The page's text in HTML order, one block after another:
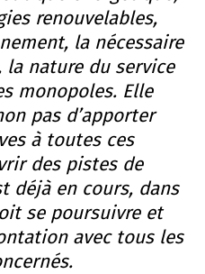
renouvelables,
la nécessaire
nature du service
monopoles. Elle
pas d’apporter
à toutes ces
des pistes de
déjà en cours, dans
se poursuivre et
avec tous les